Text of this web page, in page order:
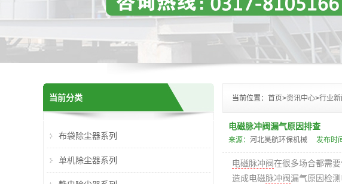
当前位置： 首页>资讯中心>行业新
电磁脉冲阀漏气原因排查
来源： 河北昊航环保机械 发布时
电磁脉冲阀在很多场合都需
造成电磁脉冲阀漏气原因检测
当前分类
布袋除尘器系列
单机除尘器系列